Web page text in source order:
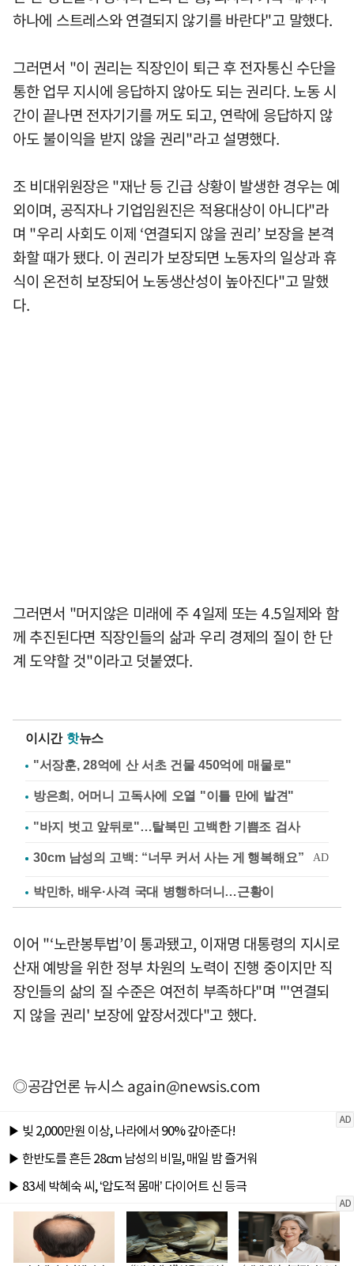
하나에 스트레스와 연결되지 않기를 바란다"고 말했다.
그러면서 "이 권리는 직장인이 퇴근 후 전자통신 수단을
통한 업무 지시에 응답하지 않아도 되는 권리다. 노동 시
간이 끝나면 전자기기를 꺼도 되고, 연락에 응답하지 않
아도 불이익을 받지 않을 권리"라고 설명했다.
조 비대위원장은 "재난 등 긴급 상황이 발생한 경우는 예
외이며, 공직자나 기업임원진은 적용대상이 아니다"라
며 "우리 사회도 이제 ‘연결되지 않을 권리’ 보장을 본격
화할 때가 됐다. 이 권리가 보장되면 노동자의 일상과 휴
식이 온전히 보장되어 노동생산성이 높아진다"고 말했
다.
그러면서 "머지않은 미래에 주 4일제 또는 4.5일제와 함
께 추진된다면 직장인들의 삶과 우리 경제의 질이 한 단
계 도약할 것"이라고 덧붙였다.
이시간 핫뉴스
"서장훈, 28억에 산 서초 건물 450억에 매물로"
방은희, 어머니 고독사에 오열 "이틀 만에 발견"
"바지 벗고 앞뒤로"…탈북민 고백한 기쁨조 검사
박민하, 배우·사격 국대 병행하더니…근황이
이어 "‘노란봉투법’이 통과됐고, 이재명 대통령의 지시로
산재 예방을 위한 정부 차원의 노력이 진행 중이지만 직
장인들의 삶의 질 수준은 여전히 부족하다"며 "'연결되
지 않을 권리' 보장에 앞장서겠다"고 했다.
◎공감언론 뉴시스again@newsis.com